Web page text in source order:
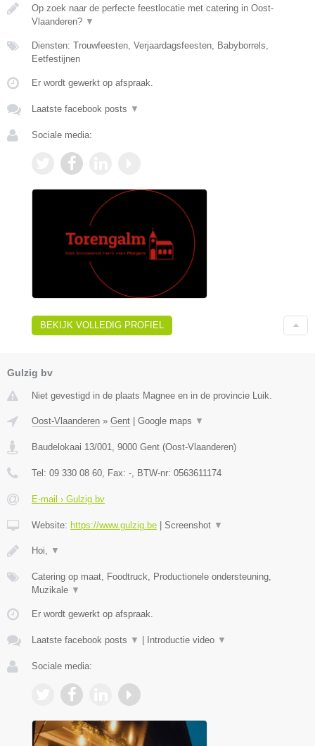
Op zoek naar de perfecte feestlocatie met catering in Oost-
Vlaanderen? ▼
Diensten: Trouwfeesten, Verjaardagsfeesten, Babyborrels,
Eetfestijnen
Er wordt gewerkt op afspraak.
Laatste facebook posts ▼
Sociale media:
BEKIJK VOLLEDIG PROFIEL
Gulzig bv
Niet gevestigd in de plaats Magnee en in de provincie Luik.
Oost-Vlaanderen » Gent Google maps ▼
Baudelokaai 13/001 9000 Gent (Oost-Vlaanderen)
Tel: 09 330 08 60 , Fax: - , BTW-nr: 0563611174
E-mail › Gulzig bv
Website: https://www.gulzig.be Screenshot ▼
Hoi, ▼
Catering op maat, Foodtruck, Productionele ondersteuning,
Muzikale ▼
Er wordt gewerkt op afspraak.
Laatste facebook posts ▼ Introductie video ▼
Sociale media: